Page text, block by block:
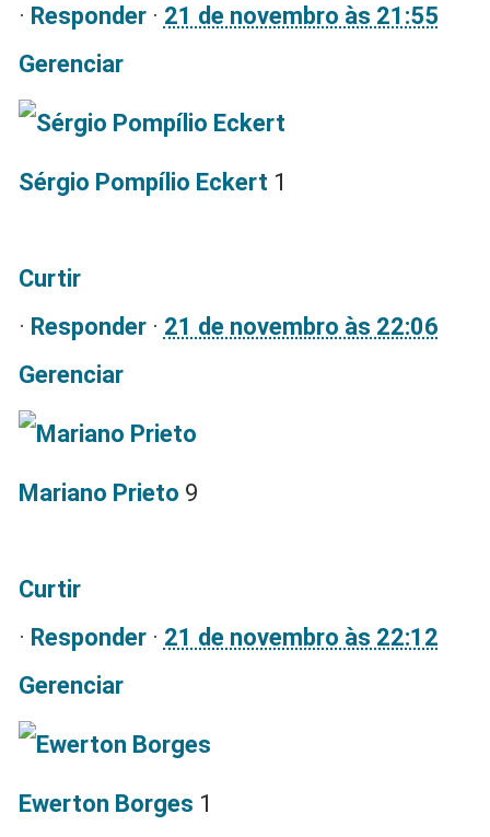
· Responder· 21 de novembro às 21:55
Gerenciar
Sérgio Pompílio Eckert 1
Curtir
· Responder· 21 de novembro às 22:06
Gerenciar
Mariano Prieto 9
Curtir
· Responder· 21 de novembro às 22:12
Gerenciar
Ewerton Borges 1